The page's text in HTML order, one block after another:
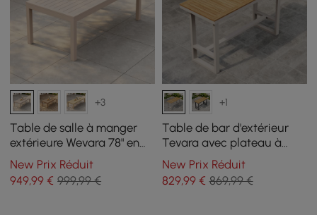
+3
Table de salle à manger
extérieure Wevara 78" en
aluminium à lattes finition
sable, couleur sable
New Prix Réduit
949,99 € 999,99 €
+1
Table de bar d'extérieur
Tevara avec plateau à
lattes en bois de teck et
cadre en aluminium
couleur sable pour patio
New Prix Réduit
829,99€ 869,99 €